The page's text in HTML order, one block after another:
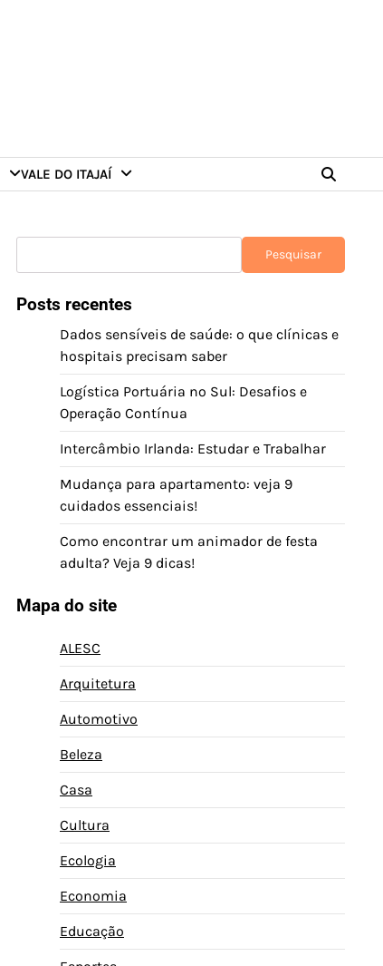
VALE DO ITAJAÍ
Pesquisar
Posts recentes
Dados sensíveis de saúde: o que clínicas e
hospitais precisam saber
Logística Portuária no Sul: Desafios e
Operação Contínua
Intercâmbio Irlanda: Estudar e Trabalhar
Mudança para apartamento: veja 9
cuidados essenciais!
Como encontrar um animador de festa
adulta? Veja 9 dicas!
Mapa do site
ALESC
Arquitetura
Automotivo
Beleza
Casa
Cultura
Ecologia
Economia
Educação